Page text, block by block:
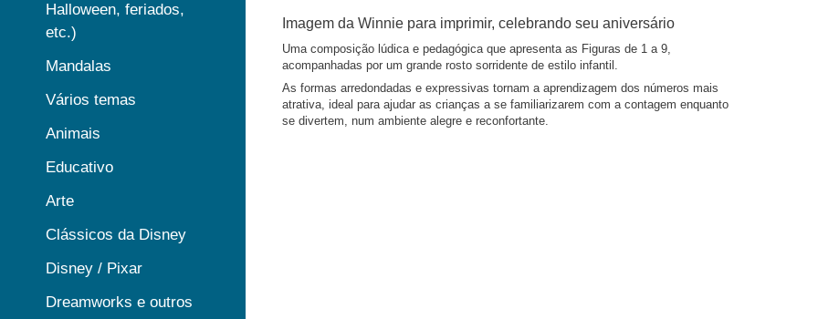
Imagem da Winnie para imprimir, celebrando seu aniversário
Uma composição lúdica e pedagógica que apresenta as Figuras de 1 a 9,
acompanhadas por um grande rosto sorridente de estilo infantil.
As formas arredondadas e expressivas tornam a aprendizagem dos números mais
atrativa, ideal para ajudar as crianças a se familiarizarem com a contagem enquanto
se divertem, num ambiente alegre e reconfortante.
Halloween, feriados,
etc.)
Mandalas
Vários temas
Animais
Educativo
Arte
Clássicos da Disney
Disney / Pixar
Dreamworks e outros